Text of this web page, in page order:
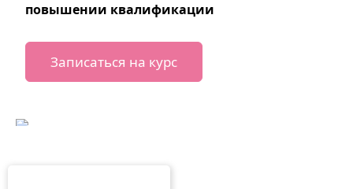
повышении квалификации
Записаться на курс